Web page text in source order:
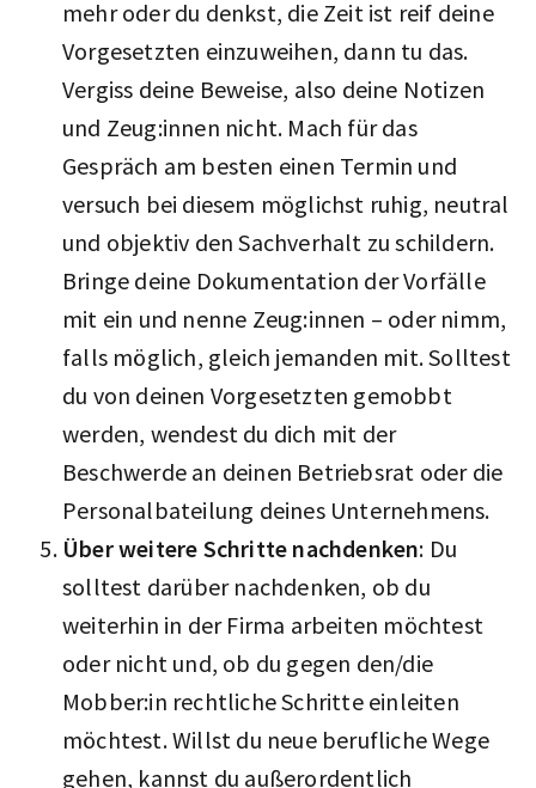
mehr oder du denkst, die Zeit ist reif deine
Vorgesetzten einzuweihen, dann tu das.
Vergiss deine Beweise, also deine Notizen
und Zeug:innen nicht. Mach für das
Gespräch am besten einen Termin und
versuch bei diesem möglichst ruhig, neutral
und objektiv den Sachverhalt zu schildern.
Bringe deine Dokumentation der Vorfälle
mit ein und nenne Zeug:innen – oder nimm,
falls möglich, gleich jemanden mit. Solltest
du von deinen Vorgesetzten gemobbt
werden, wendest du dich mit der
Beschwerde an deinen Betriebsrat oder die
Personalbateilung deines Unternehmens.
Über weitere Schritte nachdenken: Du
solltest darüber nachdenken, ob du
weiterhin in der Firma arbeiten möchtest
oder nicht und, ob du gegen den/die
Mobber:in rechtliche Schritte einleiten
möchtest. Willst du neue berufliche Wege
gehen, kannst du außerordentlich